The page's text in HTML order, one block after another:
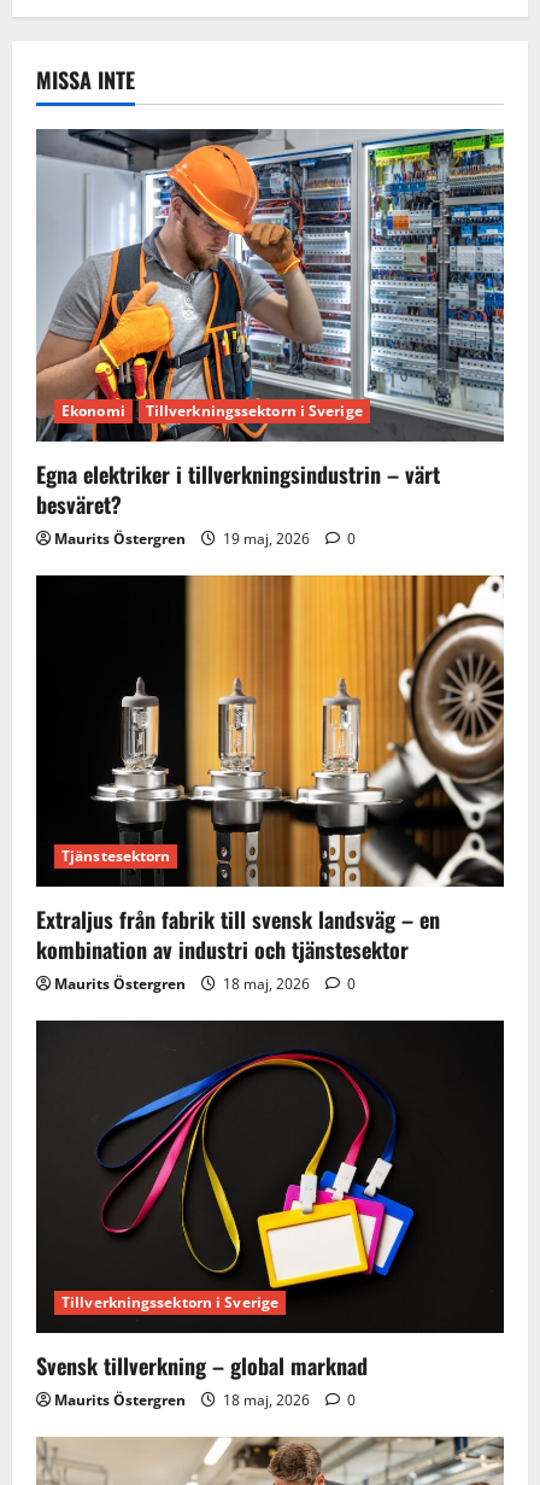
MISSA INTE
Ekonomi Tillverkningssektorn i Sverige
Egna elektriker i tillverkningsindustrin – värt
besväret?
Maurits Östergren 19 maj, 2026 0
Tjänstesektorn
Extraljus från fabrik till svensk landsväg – en
kombination av industri och tjänstesektor
Maurits Östergren 18 maj, 2026 0
Tillverkningssektorn i Sverige
Svensk tillverkning – global marknad
Maurits Östergren 18 maj, 2026 0